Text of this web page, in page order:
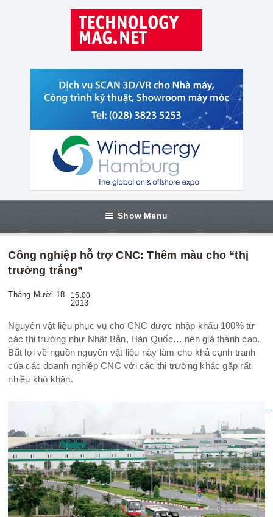
Show Menu
Công nghiệp hỗ trợ CNC: Thêm màu cho “thị
trường trắng”
Tháng Mười 18 15:00
2013
Nguyên vật liệu phục vụ cho CNC được nhập khẩu 100% từ
các thị trường như Nhật Bản, Hàn Quốc… nên giá thành cao.
Bất lợi về nguồn nguyên vật liệu này làm cho khả cạnh tranh
của các doanh nghiệp CNC với các thị trường khác gặp rất
nhiều khó khăn.